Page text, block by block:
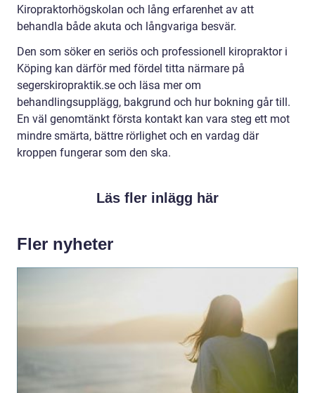
Kiropraktorhögskolan och lång erfarenhet av att
behandla både akuta och långvariga besvär.
Den som söker en seriös och professionell kiropraktor i
Köping kan därför med fördel titta närmare på
segerskiropraktik.se och läsa mer om
behandlingsupplägg, bakgrund och hur bokning går till.
En väl genomtänkt första kontakt kan vara steg ett mot
mindre smärta, bättre rörlighet och en vardag där
kroppen fungerar som den ska.
Läs fler inlägg här
Fler nyheter